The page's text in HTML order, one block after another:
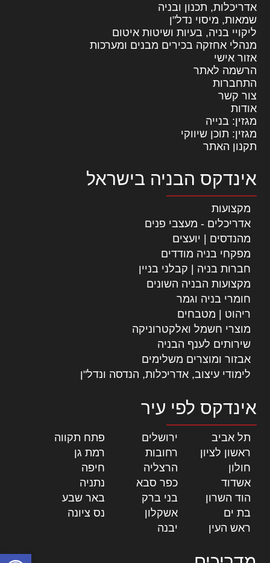
אדריכלות, תכנון ובניה
שמאות, מיסוי נדל"ן
ליקויי בניה, בעיות ושיטות איטום
מנהלי אחזקה בכירים מבנים ומערכות
אזור אישי
הרשמה לאתר
התחברות
צור קשר
אודות
מגזין: בנייה
מגזין: תוכן שיווקי
תקנון האתר
אינדקס הבניה בישראל
מקצועות
אדריכלים - מעצבי פנים
מהנדסים | יועצים
מפקחי בניה מודדים
חברות בניה | קבלני בניין
מקצועות הבניה השונים
חומרי בניה וגמר
ריהוט | מטבחים
מוצרי חשמל ואלקטרוניקה
שירותים לענף הבניה
אבזור ומוצרים משלימים
לימודי עיצוב, אדריכלות, הנדסה ונדל"ן
אינדקס לפי עיר
תל אביב ירושלים פתח תקווה
ראשון לציון
רחובות רמת גן
חולון
הרצליה חיפה
אשדוד
כפר סבא נתניה
הוד השרון
בני ברק באר שבע
בת ים
אשקלון נס ציונה
ראש העין
יבנה